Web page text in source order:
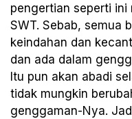
pengertian seperti ini
SWT. Sebab, semua
keindahan dan
dan ada dalam
Itu pun akan abadi
tidak mungkin
genggaman-Nya.